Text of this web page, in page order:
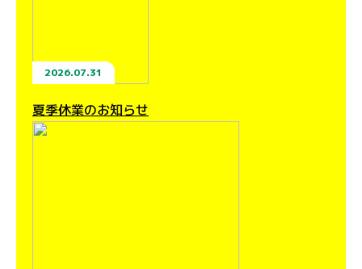
2026.07.31
夏季休業のお知らせ